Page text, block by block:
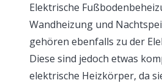
Elektrische
Wandheizung und
gehören ebenfalls zu der
Diese sind jedoch etwas
elektrische Heizkörper, da